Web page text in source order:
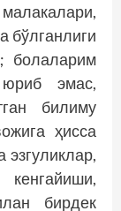
бўлганлиги
болаларим
эмас,
билиму
ҳисса
эзгуликлар,
бирдек